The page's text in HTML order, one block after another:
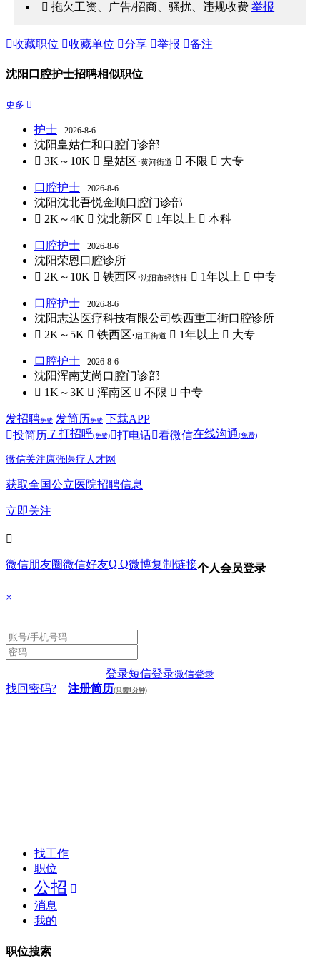
 拖欠工资、广告/招商、骚扰、违规收费举报
收藏职位 收藏单位 分享 举报 备注
沈阳口腔护士招聘相似职位
更多 
护士 2026-8-6
沈阳皇姑仁和口腔门诊部
 3K～10K  皇姑区·黄河街道  不限  大专
口腔护士 2026-8-6
沈阳沈北吾悦金顺口腔门诊部
 2K～4K  沈北新区  1年以上  本科
口腔护士 2026-8-6
沈阳荣恩口腔诊所
 2K～10K  铁西区·沈阳市经济技  1年以上  中专
口腔护士 2026-8-6
沈阳志达医疗科技有限公司铁西重工街口腔诊所
 2K～5K  铁西区· 启工街道  1年以上  大专
口腔护士 2026-8-6
沈阳浑南艾尚口腔门诊部
 1K～3K  浑南区  不限  中专
发招聘免费 发简历免费 下载APP
投简历 ７ 打招呼(免费) 打电话看微信在线沟通(免费)
微信关注康强医疗人才网
获取全国公立医院招聘信息
立即关注

微信朋友圈微信好友Q Q微博复制链接个人会员登录
×
登录短信登录微信登录
找回密码? 注册简历(只需1分钟)
找工作
职位
公招 
消息
我的
职位搜索